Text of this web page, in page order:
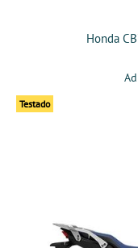
Honda
Testado